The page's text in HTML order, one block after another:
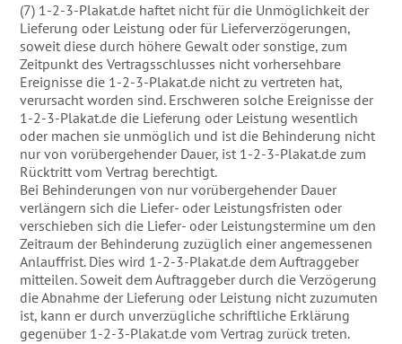
(7) 1-2-3-Plakat.de haftet nicht für die Unmöglichkeit der
Lieferung oder Leistung oder für Lieferverzögerungen,
soweit diese durch höhere Gewalt oder sonstige, zum
Zeitpunkt des Vertragsschlusses nicht vorhersehbare
Ereignisse die 1-2-3-Plakat.de nicht zu vertreten hat,
verursacht worden sind. Erschweren solche Ereignisse der
1-2-3-Plakat.de die Lieferung oder Leistung wesentlich
oder machen sie unmöglich und ist die Behinderung nicht
nur von vorübergehender Dauer, ist 1-2-3-Plakat.de zum
Rücktritt vom Vertrag berechtigt.
Bei Behinderungen von nur vorübergehender Dauer
verlängern sich die Liefer- oder Leistungsfristen oder
verschieben sich die Liefer- oder Leistungstermine um den
Zeitraum der Behinderung zuzüglich einer angemessenen
Anlauffrist. Dies wird 1-2-3-Plakat.de dem Auftraggeber
mitteilen. Soweit dem Auftraggeber durch die Verzögerung
die Abnahme der Lieferung oder Leistung nicht zuzumuten
ist, kann er durch unverzügliche schriftliche Erklärung
gegenüber 1-2-3-Plakat.de vom Vertrag zurück treten.